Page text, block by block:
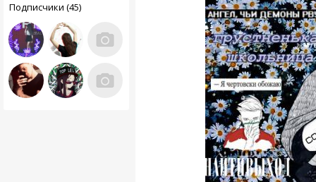
Подписчики (45)